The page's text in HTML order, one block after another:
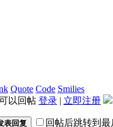
Quote Code Smilies
以回帖 登录 | 立即注册
表回复 回帖后跳转到